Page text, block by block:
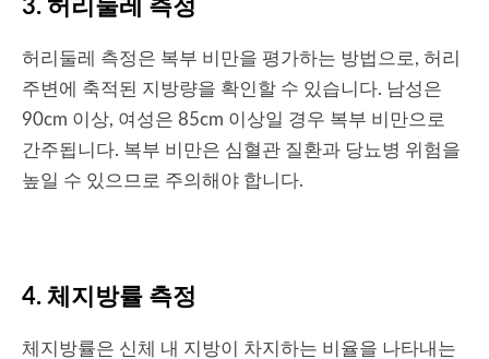
3. 허리둘레 측정
허리둘레 측정은 복부 비만을 평가하는 방법으로, 허리
주변에 축적된 지방량을 확인할 수 있습니다. 남성은
90cm 이상, 여성은 85cm 이상일 경우 복부 비만으로
간주됩니다. 복부 비만은 심혈관 질환과 당뇨병 위험을
높일 수 있으므로 주의해야 합니다.
4. 체지방률 측정
체지방률은 신체 내 지방이 차지하는 비율을 나타내는